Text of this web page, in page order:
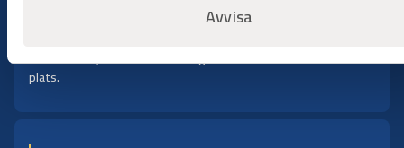
Avvisa
När du godkänt upplägget förbereder vi produkterna och ser
kontrollerad, klar för användning och levereras i rätt tid till rätt
plats.